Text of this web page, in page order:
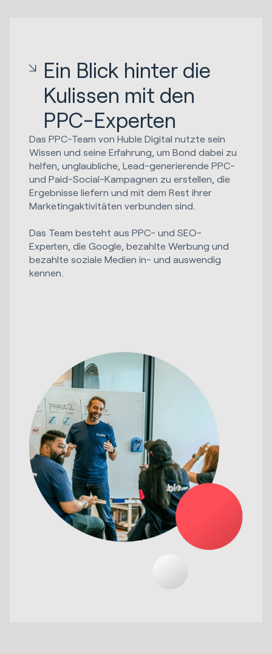
Ein Blick hinter die
Kulissen mit den
PPC-Experten
Das PPC-Team von Huble Digital nutzte sein
Wissen und seine Erfahrung, um Bond dabei zu
helfen, unglaubliche, Lead-generierende PPC-
und Paid-Social-Kampagnen zu erstellen, die
Ergebnisse liefern und mit dem Rest ihrer
Marketingaktivitäten verbunden sind.
Das Team besteht aus PPC- und SEO-
Experten, die Google, bezahlte Werbung und
bezahlte soziale Medien in- und auswendig
kennen.